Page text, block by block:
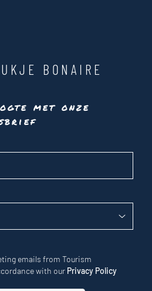
BONAIRE
met onze
emails from Tourism
with our Privacy Policy